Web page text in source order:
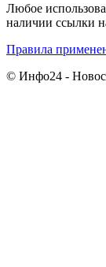
Любое
наличии ссылки
Правила
© Инфо24 -